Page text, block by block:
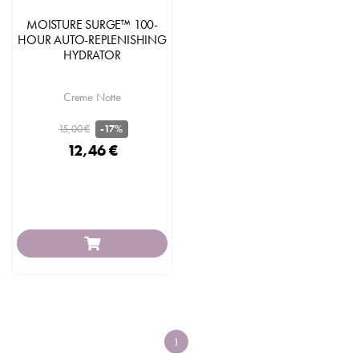
MOISTURE SURGE™ 100-
HOUR AUTO-REPLENISHING
HYDRATOR
Creme Notte
15,00 € -17%
12,46 €
1